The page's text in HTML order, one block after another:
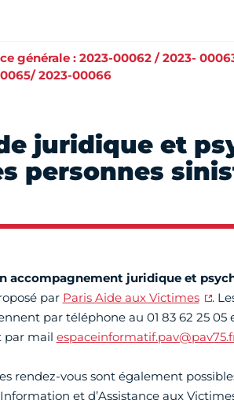
générale : 2023-00062 / 2023-
2023-00066
juridique et
personnes
accompagnement juridique et
par Paris Aide aux Victimes
.
par téléphone au 01 83 62 25 05
par mail
rendez-vous sont également
et d’Assistance aux